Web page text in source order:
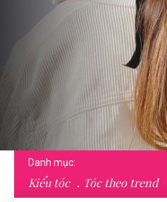
Danh mục:
Kiểu tóc Tóc theo trend